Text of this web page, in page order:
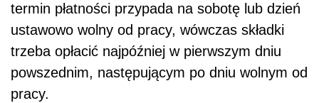
termin płatności przypada na sobotę lub dzień
ustawowo wolny od pracy, wówczas składki
trzeba opłacić najpóźniej w pierwszym dniu
powszednim, następującym po dniu wolnym od
pracy.